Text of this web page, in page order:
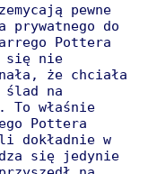
pewne
prywatnego do
Pottera
się nie
że chciała
ślad na
To właśnie
Pottera
dokładnie w
się jedynie